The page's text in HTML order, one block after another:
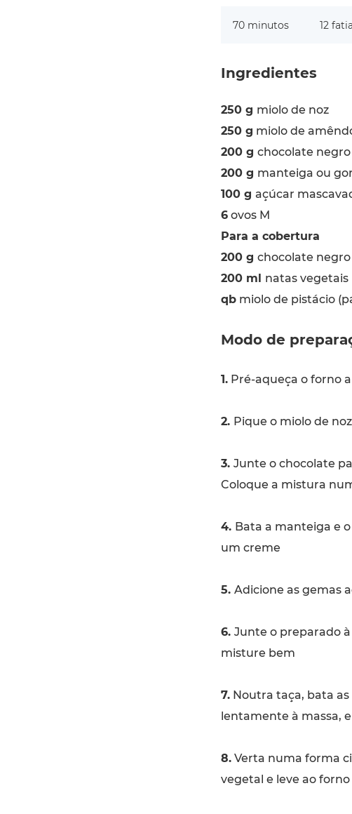
70 minutos 12
Ingredientes
250 g miolo de noz
250 g miolo de
200 g chocolate
200 g manteiga ou
100 g açúcar
6ovos M
Para a cobertura
200 g chocolate
200 ml natas vegetais
qbmiolo de pistácio
Modo de
1.Pré-aqueça o forno a
2. Pique o miolo de
3. Junte o chocolate
Coloque a mistura
4. Bata a manteiga e
um creme
5. Adicione as gemas
6. Junte o preparado
misture bem
7.Noutra taça, bata as
lentamente à massa,
8.Verta numa forma
vegetal e leve ao